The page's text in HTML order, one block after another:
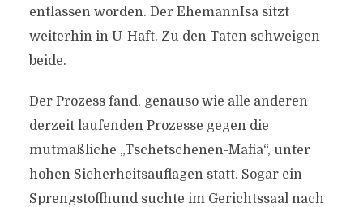
entlassen worden. Der EhemannIsa sitzt
weiterhin in U-Haft. Zu den Taten schweigen
beide.
Der Prozess fand, genauso wie alle anderen
derzeit laufenden Prozesse gegen die
mutmaßliche „Tschetschenen-Mafia“, unter
hohen Sicherheitsauflagen statt. Sogar ein
Sprengstoffhund suchte im Gerichtssaal nach